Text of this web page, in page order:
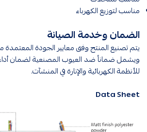
مناسب لتوزيع الكهرباء
الضمان وخدمة الصيانة
يتم تصنيع المنتج وفق معايير الجودة المعتمدة
ويشمل ضماناً ضد العيوب المصنعية لضمان
للأنظمة الكهربائية والإنارة في المنشآت.
Data Sheet